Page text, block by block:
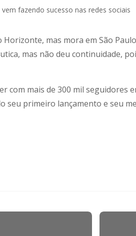
mas mora em São
mas não deu continuidade,
com mais de 300 mil
seu primeiro lançamento e seu